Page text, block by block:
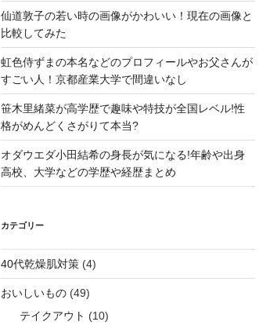
仙道敦子の若い時の画像がかわいい！現在の画像と
比較してみた
虹色侍ずまの本名などのプロフィールやお父さんが
すごい人！京都産業大学で間違いなし
笹木里緒菜が高学歴で趣味や特技が全国レベル!性
格がめんどくさがりて本当?
オダウエダ小田結希の身長が気になる!年齢や出身
高校、大学などの学歴や経歴まとめ
カテゴリー
40代乾燥肌対策(4)
おいしいもの(49)
テイクアウト (10)